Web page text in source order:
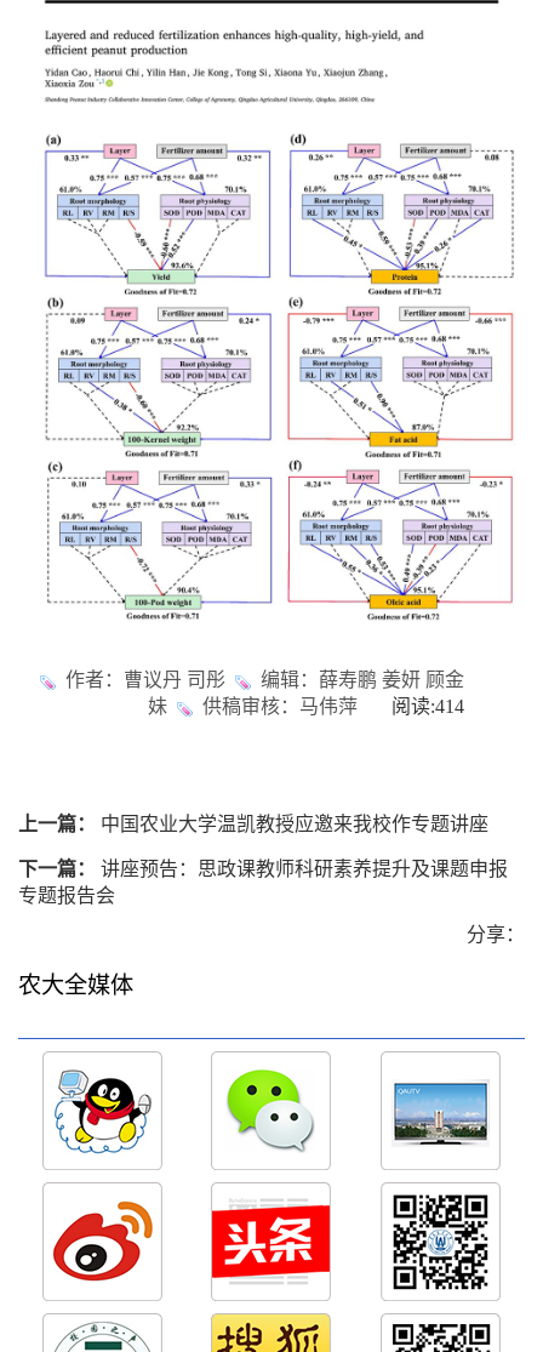
作者：曹议丹 司彤
编辑：薛寿鹏 姜妍 顾金
妹
供稿审核：马伟萍 阅读:414
上一篇： 中国农业大学温凯教授应邀来我校作专题讲座
下一篇：
讲座预告：思政课教师科研素养提升及课题申报
专题报告会
分享：
农大全媒体